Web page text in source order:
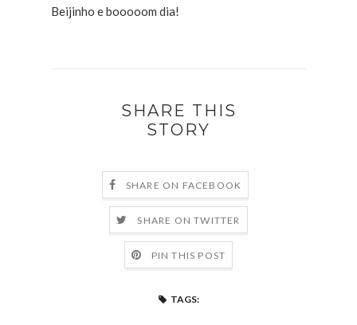
Beijinho e booooom dia!
SHARE THIS
STORY
SHARE ON FACEBOOK
SHARE ON TWITTER
PIN THIS POST
TAGS: